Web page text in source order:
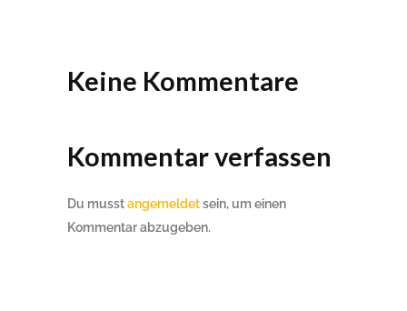
Keine Kommentare
Kommentar verfassen
Du musstangemeldetsein, um einen
Kommentar abzugeben.